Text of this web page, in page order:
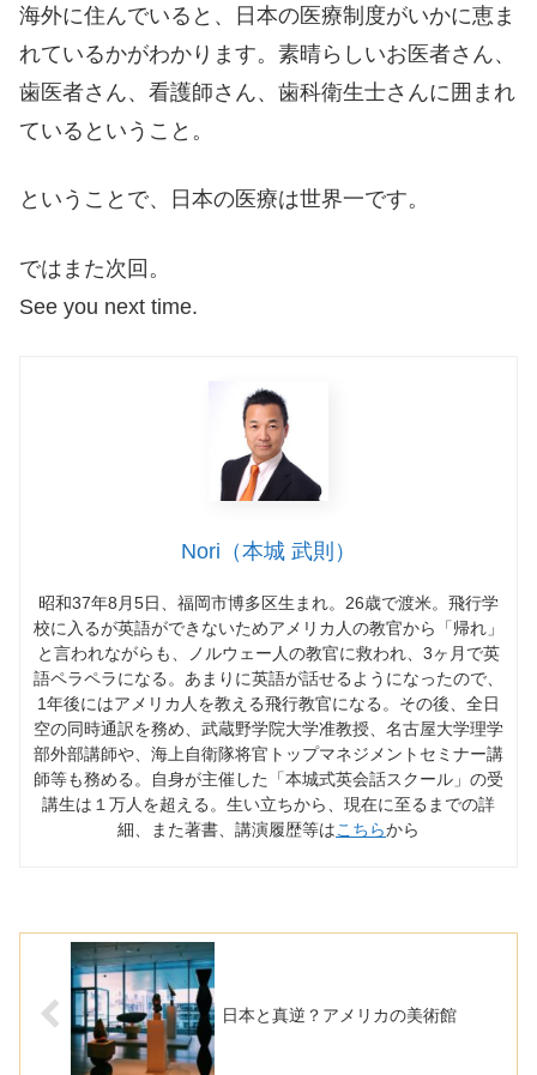
海外に住んでいると、日本の医療制度がいかに恵ま
れているかがわかります。素晴らしいお医者さん、
歯医者さん、看護師さん、歯科衛生士さんに囲まれ
ているということ。
ということで、日本の医療は世界一です。
ではまた次回。
See you next time.
Nori（本城 武則）
昭和37年8月5日、福岡市博多区生まれ。26歳で渡米。飛行学
校に入るが英語ができないためアメリカ人の教官から「帰れ」
と言われながらも、ノルウェー人の教官に救われ、3ヶ月で英
語ペラペラになる。あまりに英語が話せるようになったので、
1年後にはアメリカ人を教える飛行教官になる。その後、全日
空の同時通訳を務め、武蔵野学院大学准教授、名古屋大学理学
部外部講師や、海上自衛隊将官トップマネジメントセミナー講
師等も務める。自身が主催した「本城式英会話スクール」の受
講生は１万人を超える。生い立ちから、現在に至るまでの詳
細、また著書、講演履歴等はこちらから
日本と真逆？アメリカの美術館